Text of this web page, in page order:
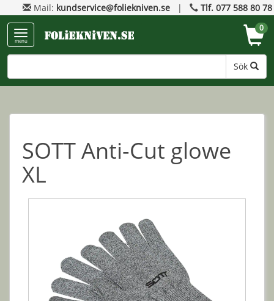
Mail: kundservice@foliekniven.se | Tlf. 077 588 80 78
menu
Sök
0
SOTT Anti-Cut glowe
XL